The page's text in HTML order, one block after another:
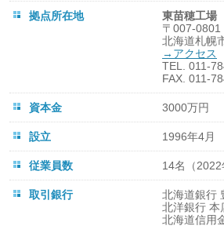
拠点所在地
東苗穂工場
〒007-0801
北海道札幌
→アクセス
TEL. 011-
FAX. 011-
資本金 3000万円
設立 1996年4月
従業員数 14名（2022
取引銀行
北海道銀行
北洋銀行 本
北海道信用